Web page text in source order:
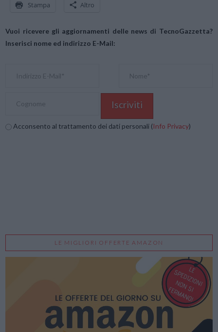
Stampa Altro
Vuoi ricevere gli aggiornamenti delle news di TecnoGazzetta?
Inserisci nome ed indirizzo E-Mail:
Acconsento al trattamento dei dati personali (Info Privacy)
LE MIGLIORI OFFERTE AMAZON